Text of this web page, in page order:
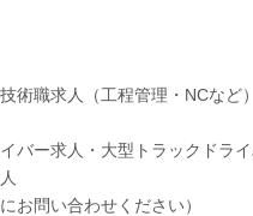
術職求人（工程管理・NCな
バー求人・大型トラックドラ
お問い合わせください）